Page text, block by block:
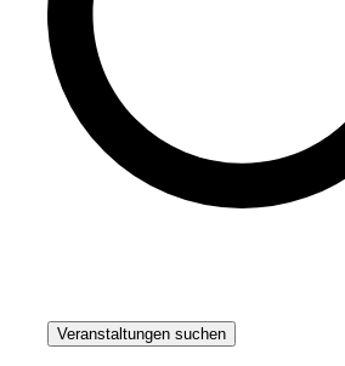
Veranstaltungen suchen